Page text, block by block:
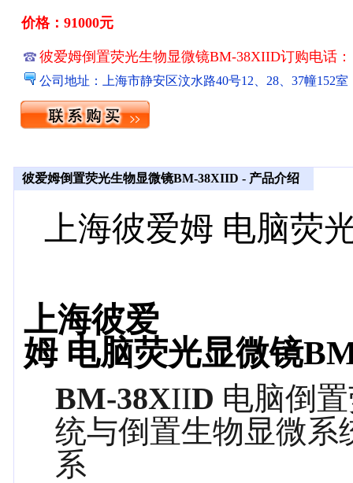
价格：91000元
彼爱姆倒置荧光生物显微镜BM-38XIID订购电话：
公司地址：上海市静安区汶水路40号12、28、37幢152室
彼爱姆倒置荧光生物显微镜BM-38XIID - 产品介绍
上海彼爱姆 电脑荧
上海彼爱
姆 电脑荧光显微镜
BM-38XIID 电脑倒
统与倒置生物显微系
系